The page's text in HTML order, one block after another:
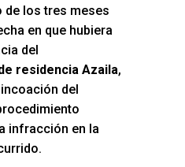
de los tres meses
en que hubiera
del
residencia Azaila,
del
infracción en la